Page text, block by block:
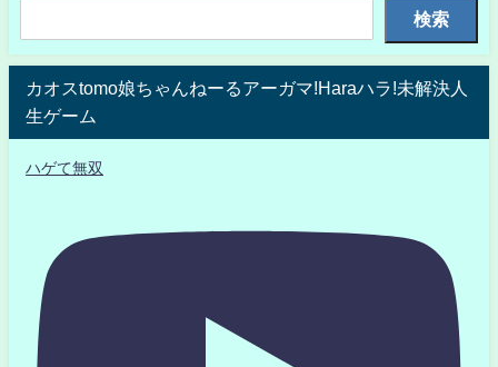
検索
カオスtomo娘ちゃんねーるアーガマ!Haraハラ!未解決人
生ゲーム
ハゲて無双